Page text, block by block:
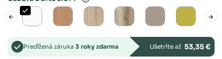
Predĺžená záruka 3 roky zdarma Ušetríte až 53,35 €